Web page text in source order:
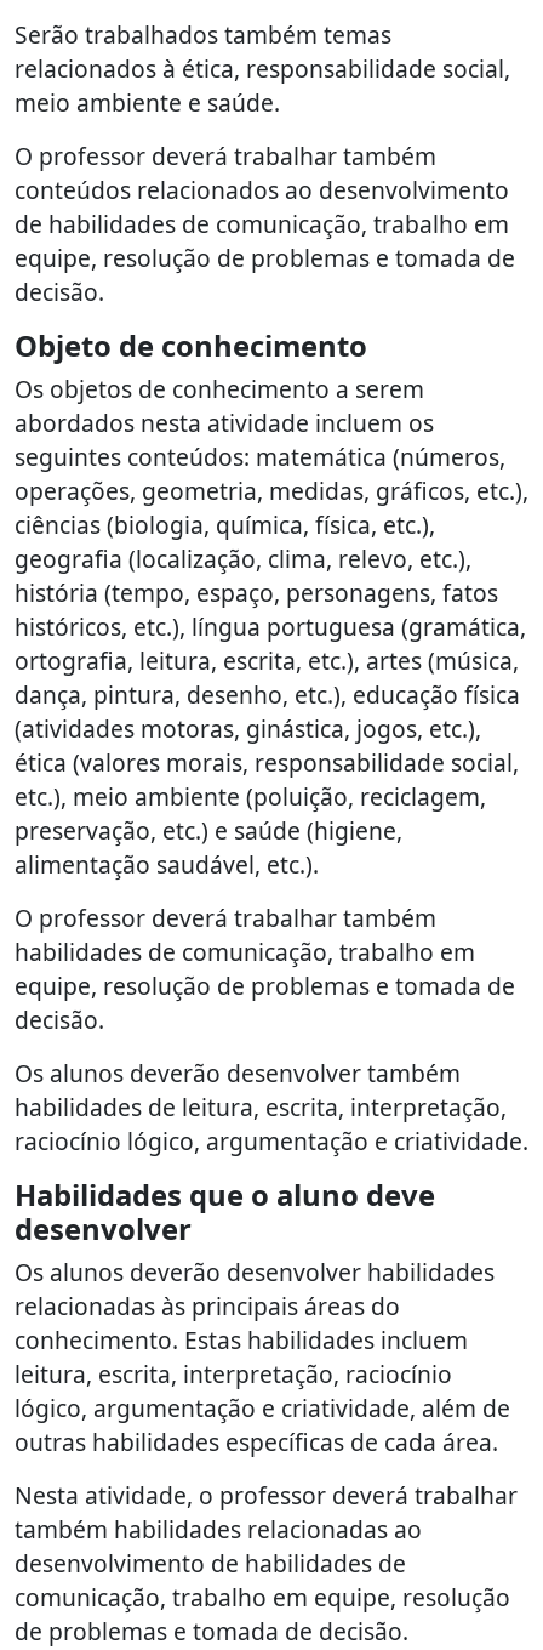
Serão trabalhados também temas
relacionados à ética, responsabilidade social,
meio ambiente e saúde.
O professor deverá trabalhar também
conteúdos relacionados ao desenvolvimento
de habilidades de comunicação, trabalho em
equipe, resolução de problemas e tomada de
decisão.
Objeto de conhecimento
Os objetos de conhecimento a serem
abordados nesta atividade incluem os
seguintes conteúdos: matemática (números,
operações, geometria, medidas, gráficos, etc.),
ciências (biologia, química, física, etc.),
geografia (localização, clima, relevo, etc.),
história (tempo, espaço, personagens, fatos
históricos, etc.), língua portuguesa (gramática,
ortografia, leitura, escrita, etc.), artes (música,
dança, pintura, desenho, etc.), educação física
(atividades motoras, ginástica, jogos, etc.),
ética (valores morais, responsabilidade social,
etc.), meio ambiente (poluição, reciclagem,
preservação, etc.) e saúde (higiene,
alimentação saudável, etc.).
O professor deverá trabalhar também
habilidades de comunicação, trabalho em
equipe, resolução de problemas e tomada de
decisão.
Os alunos deverão desenvolver também
habilidades de leitura, escrita, interpretação,
raciocínio lógico, argumentação e criatividade.
Habilidades que o aluno deve
desenvolver
Os alunos deverão desenvolver habilidades
relacionadas às principais áreas do
conhecimento. Estas habilidades incluem
leitura, escrita, interpretação, raciocínio
lógico, argumentação e criatividade, além de
outras habilidades específicas de cada área.
Nesta atividade, o professor deverá trabalhar
também habilidades relacionadas ao
desenvolvimento de habilidades de
comunicação, trabalho em equipe, resolução
de problemas e tomada de decisão.